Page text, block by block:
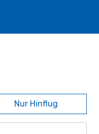
Nur Hinflug